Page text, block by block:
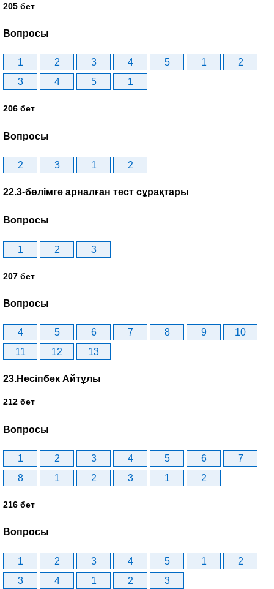
205 бет
Вопросы
1 2 3 4 5 1
2
3
4 5 1
206 бет
Вопросы
2 3 1 2
22.3-бөлімге арналған тест сұрақтары
Вопросы
1 2 3
207 бет
Вопросы
4 5 6 7 8 9
10
11
12 13
23.Несіпбек Айтұлы
212 бет
Вопросы
1 2 3 4 5 6
7
8
1 2 3 1 2
216 бет
Вопросы
1 2 3 4 5 1
2
3
4 1 2 3